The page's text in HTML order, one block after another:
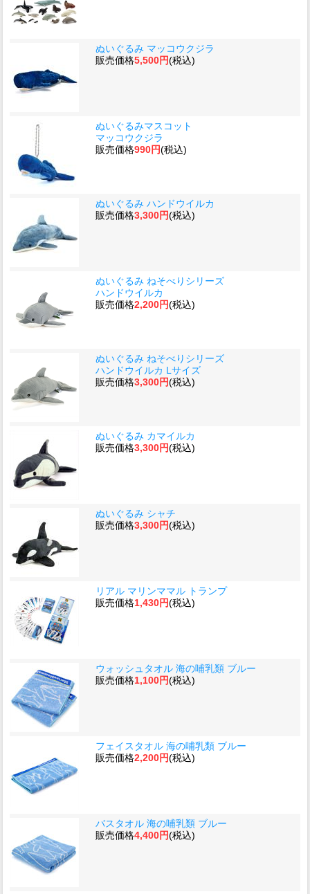
ぬいぐるみ マッコウクジラ
販売価格5,500円(税込)
ぬいぐるみマスコット
マッコウクジラ
販売価格990円(税込)
ぬいぐるみ ハンドウイルカ
販売価格3,300円(税込)
ぬいぐるみ ねそべりシリーズ
ハンドウイルカ
販売価格2,200円(税込)
ぬいぐるみ ねそべりシリーズ
ハンドウイルカ Lサイズ
販売価格3,300円(税込)
ぬいぐるみ カマイルカ
販売価格3,300円(税込)
ぬいぐるみ シャチ
販売価格3,300円(税込)
リアル マリンママル トランプ
販売価格1,430円(税込)
ウォッシュタオル 海の哺乳類 ブルー
販売価格1,100円(税込)
フェイスタオル 海の哺乳類 ブルー
販売価格2,200円(税込)
バスタオル 海の哺乳類 ブルー
販売価格4,400円(税込)